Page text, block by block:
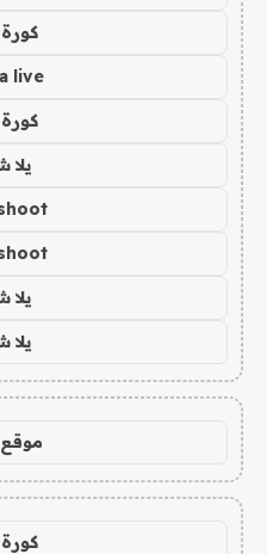
live